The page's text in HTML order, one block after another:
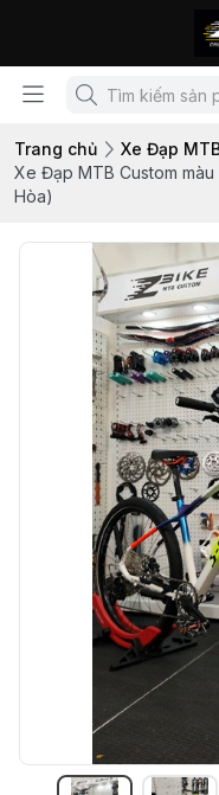
Trang chủ
Xe Đạp
Xe Đạp MTB Custom
Hòa)